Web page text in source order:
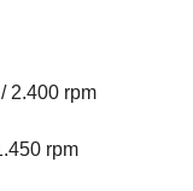
2.400 rpm
rpm